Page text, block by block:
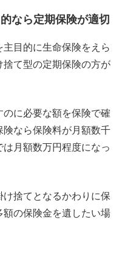
なら定期保険が適切
目的に生命保険をえら
て型の定期保険の方が
に必要な額を保険で確
なら保険料が月額数千
月額数万円程度になっ
捨てとなるかわりに保
額の保険金を遺したい場